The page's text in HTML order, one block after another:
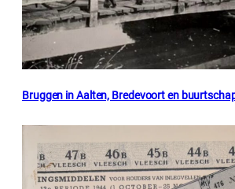
Bruggen in Aalten, Bredevoort en